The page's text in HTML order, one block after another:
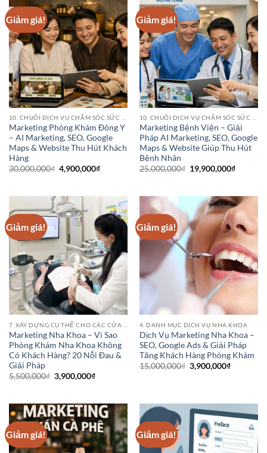
Giảm giá!
Marketing Phòng Khám Đông Y
– AI Marketing, SEO, Google
Maps & Website Thu Hút Khách
Hàng
30,000,000₫ Giá
gốc
4,900,000₫Giá
4,900,000₫.
Giảm giá!
Marketing Bệnh Viện – Giải
Pháp AI Marketing, SEO, Google
Maps & Website Giúp Thu Hút
Bệnh Nhân
25,000,000₫ Giá
gốc
19,900,000₫Giá
Giảm giá!
Marketing Nha Khoa – Vì Sao
Phòng Khám Nha Khoa Không
Có Khách Hàng? 20 Nỗi Đau &
Giải Pháp
5,500,000₫ Giá
gốc
3,900,000₫Giá
3,900,000₫.
Giảm giá!
4. DANH MỤC DỊCH VỤ NHA KHOA
Dịch Vụ Marketing Nha Khoa –
SEO, Google Ads & Giải Pháp
Tăng Khách Hàng Phòng Khám
15,000,000₫ Giá
gốc
3,900,000₫Giá
Giảm giá! Giảm giá!